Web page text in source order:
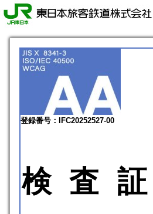
登録番号：IFC20252527-00
検査